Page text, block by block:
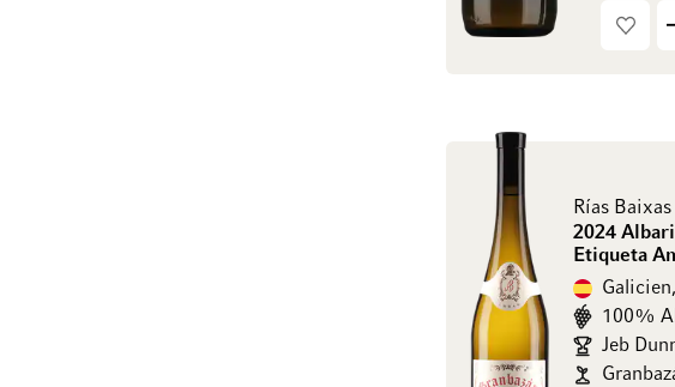
Rías Baixas
2024
Etiqueta